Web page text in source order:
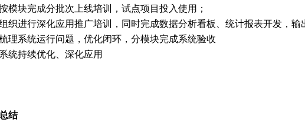
模块完成分批次上线培训，试点项目投入使用；
织进行深化应用推广培训，同时完成数据分析看板、统计报表开发，输
理系统运行问题，优化闭环，分模块完成系统验收
统持续优化、深化应用
结